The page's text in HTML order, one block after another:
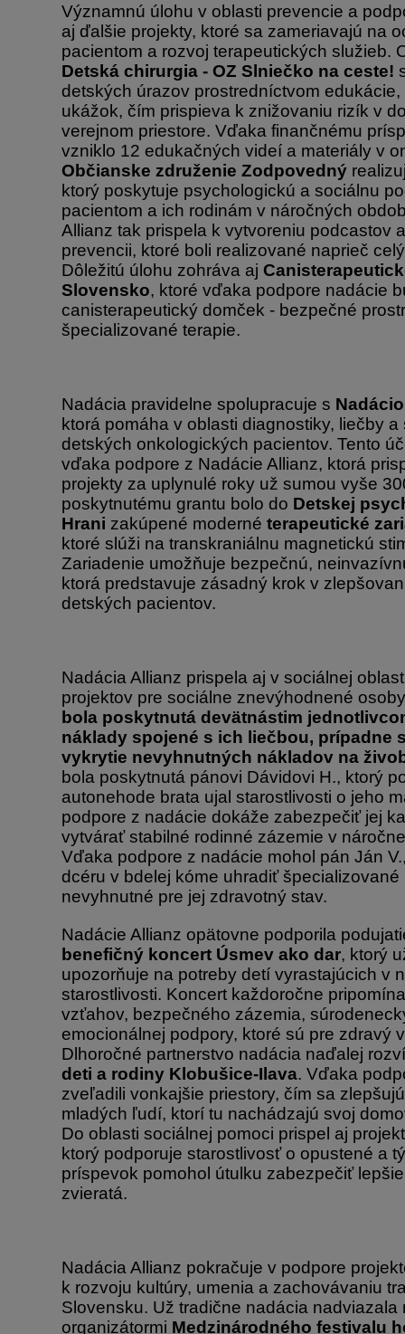
Významnú úlohu v oblasti prevencie a
aj ďalšie projekty, ktoré sa zameriavajú na
pacientom a rozvoj terapeutických služieb.
Detská chirurgia - OZ Slniečko na ceste!
detských úrazov prostredníctvom
ukážok, čím prispieva k znižovaniu rizík v
verejnom priestore. Vďaka finančnému
vzniklo 12 edukačných videí a materiály v
Občianske združenie Zodpovedný
ktorý poskytuje psychologickú a sociálnu
pacientom a ich rodinám v náročných
Allianz tak prispela k vytvoreniu podcastov
prevencii, ktoré boli realizované naprieč
Dôležitú úlohu zohráva aj
Slovensko, ktoré vďaka podpore nadácie
canisterapeutický domček - bezpečné
špecializované terapie.
Nadácia pravidelne spolupracuje s
ktorá pomáha v oblasti diagnostiky, liečby a
detských onkologických pacientov. Tento
vďaka podpore z Nadácie Allianz, ktorá
projekty za uplynulé roky už sumou vyše
poskytnutému grantu bolo do Detskej
Hrani zakúpené moderné terapeutické
ktoré slúži na transkraniálnu magnetickú
Zariadenie umožňuje bezpečnú,
ktorá predstavuje zásadný krok v
detských pacientov.
Nadácia Allianz prispela aj v sociálnej
projektov pre sociálne znevýhodnené
bola poskytnutá devätnástim
náklady spojené s ich liečbou, prípadne
vykrytie nevyhnutných nákladov na
bola poskytnutá pánovi Dávidovi H., ktorý
autonehode brata ujal starostlivosti o jeho
podpore z nadácie dokáže zabezpečiť jej
vytvárať stabilné rodinné zázemie v
Vďaka podpore z nadácie mohol pán Ján
dcéru v bdelej kóme uhradiť
nevyhnutné pre jej zdravotný stav.
Nadácie Allianz opätovne podporila
benefičný koncert Úsmev ako dar, ktorý
upozorňuje na potreby detí vyrastajúcich v
starostlivosti. Koncert každoročne
vzťahov, bezpečného zázemia,
emocionálnej podpory, ktoré sú pre zdravý
Dlhoročné partnerstvo nadácia naďalej
deti a rodiny Klobušice-Ilava. Vďaka
zveľadili vonkajšie priestory, čím sa
mladých ľudí, ktorí tu nachádzajú svoj
Do oblasti sociálnej pomoci prispel aj projekt
ktorý podporuje starostlivosť o opustené a
príspevok pomohol útulku zabezpečiť
zvieratá.
Nadácia Allianz pokračuje v podpore
k rozvoju kultúry, umenia a zachovávaniu
Slovensku. Už tradične nadácia nadviazala
organizátormi Medzinárodného festivalu